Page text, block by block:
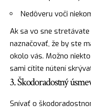
Nedôveru voči
Ak sa vo sne
naznačovať, že by ste
okolo vás. Možno
sami cítite nútení
3. Škodoradostný
Snívať o